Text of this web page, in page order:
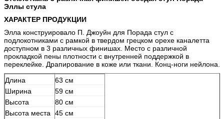
Эллы стула
ХАРАКТЕР ПРОДУКЦИИ
Элла конструировало П. Джоуйн для Порада стул с
подлокотниками с рамкой в твердом грецком орехе каналетта
доступном в 3 различных финишах. Место с различной
прокладкой пены плотности с внутренней поддержкой в
переклейке. Драпирование в коже или ткани. Конц-ноги нейлона.
Длина
63 см
Ширина
59 см
Высота
80 см
Высота места
45 см